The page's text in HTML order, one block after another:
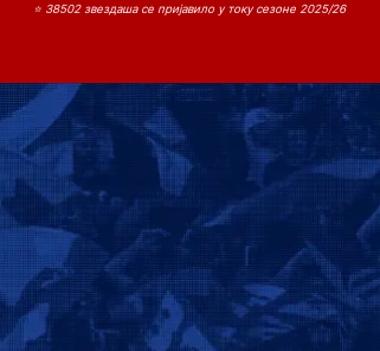
⭐ 38502 звездаша се пријавило у току сезоне 2025/26